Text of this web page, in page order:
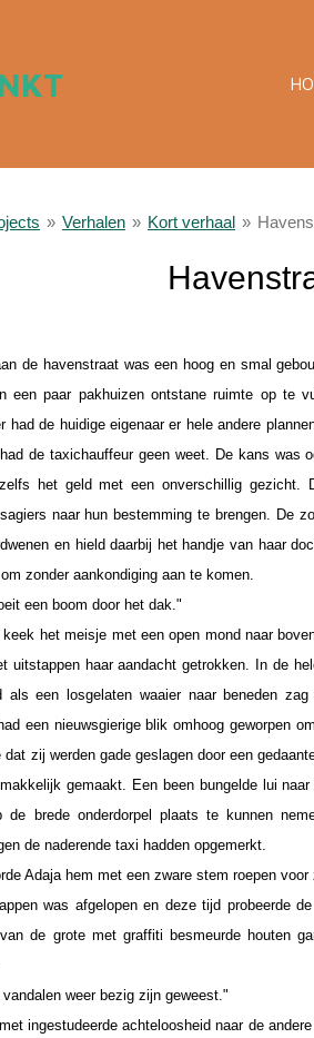
» Verhalen » Kort verhaal »
de havenstraat was een hoog en smal
een paar pakhuizen ontstane ruimte op te
had de huidige eigenaar er hele andere
de taxichauffeur geen weet. De kans was
het geld met een onverschillig
naar hun bestemming te brengen. De
en hield daarbij het handje van haar
zonder aankondiging aan te komen.
een boom door het dak."
het meisje met een open mond naar
uitstappen haar aandacht getrokken. In de
als een losgelaten waaier naar beneden
een nieuwsgierige blik omhoog geworpen
dat zij werden gade geslagen door een
gemaakt. Een been bungelde lui
de brede onderdorpel plaats te kunnen
de naderende taxi hadden opgemerkt.
Adaja hem met een zware stem roepen
was afgelopen en deze tijd probeerde
de grote met graffiti besmeurde houten
weer bezig zijn geweest."
ingestudeerde achteloosheid naar de